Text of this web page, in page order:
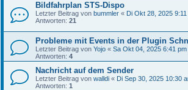
Bildfahrplan STS-Dispo
Letzter Beitrag von bummler « Di Okt 28, 2025
Antworten: 21
Probleme mit Events in der Plugin
Letzter Beitrag von Yojo « Sa Okt 04, 2025 6:41 pm
Antworten: 4
Nachricht auf dem Sender
Letzter Beitrag von walldi « Di Sep 30, 2025 10:30
Antworten: 1